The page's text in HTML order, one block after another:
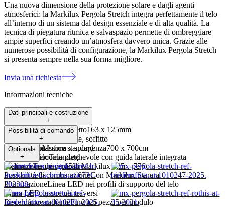
Una nuova dimensione della protezione solare e dagli agenti
atmosferici: la Markilux Pergola Stretch integra perfettamente il telo
all’interno di un sistema dal design essenziale e di alta qualità. La
tecnica di piegatura ritmica e salvaspazio permette di ombreggiare
ampie superfici creando un’atmosfera davvero unica. Grazie alle
numerose possibilità di configurazione, la Markilux Pergola Stretch
si presenta sempre nella sua forma migliore.
Invia una richiesta
Informazioni tecniche
Dati principali e costruzione
+
Dimensioni del cassonetto163 x 125mm
Tipo di montaggio
Parete, soffitto
Larghezza massima x sporgenza700 x 700cm
Guida del teloTelo pieghevole con guida laterale integrata
Inclinazione minima5°
Possibilità di comando
+
MotorizzatoMotore standard
Motore radiocomandato
Optionals
+
ChiusureTende verticali Markilux 625 + 776
Possibilità di combinazioneCon Markilux Syncra
IlluminazioneLinea LED nei profili di supporto del telo
Linea LED o spot nei traversi
Riscaldatore radianteFino a 6 pezzi per modulo